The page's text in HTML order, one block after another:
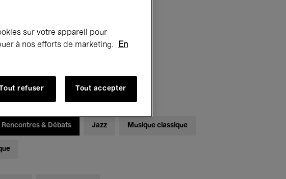
Bozar
Rencontres & Débats Jazz Musique classique
sur votre appareil pour
à nos efforts de marketing.
En
Tout refuser Tout accepter